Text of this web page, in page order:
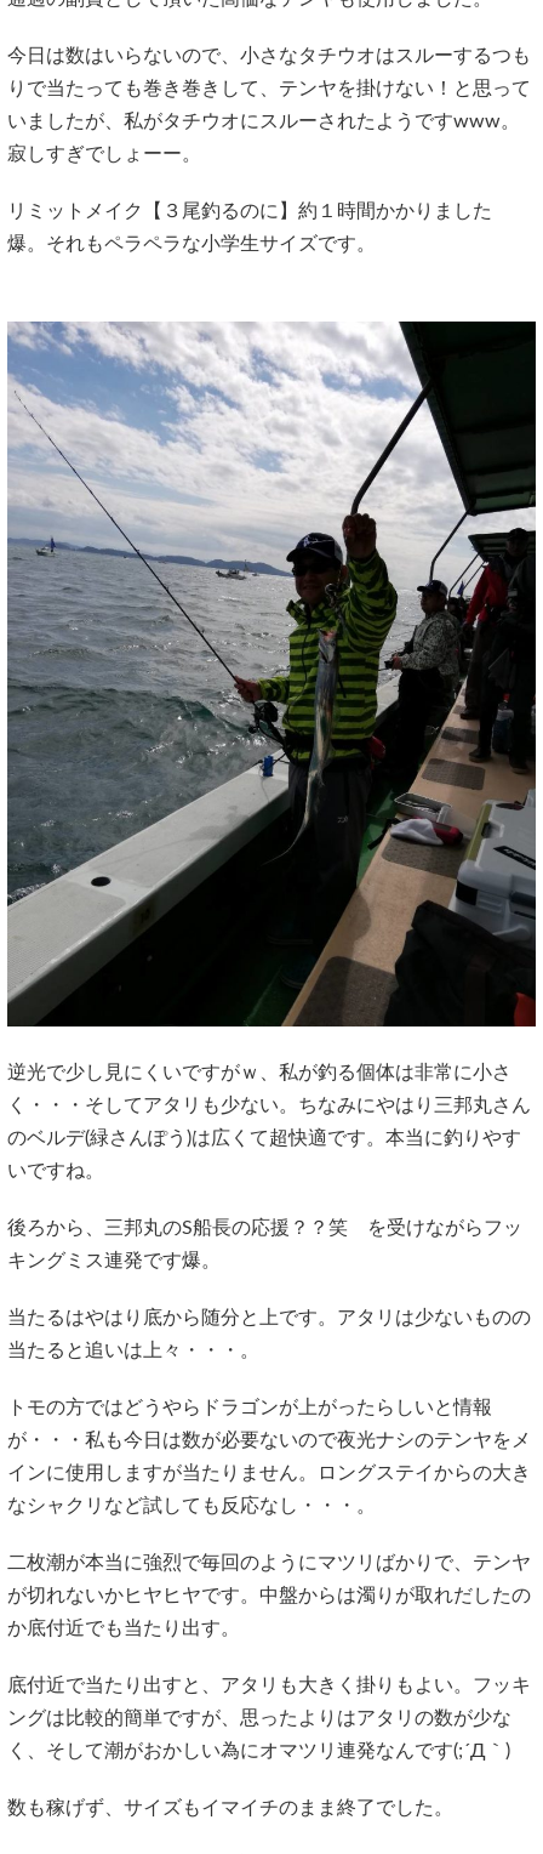
今日は数はいらないので、小さなタチウオはスルーするつも
りで当たっても巻き巻きして、テンヤを掛けない！と思って
いましたが、私がタチウオにスルーされたようですwww。
寂しすぎでしょーー。
リミットメイク【３尾釣るのに】約１時間かかりました
爆。それもペラペラな小学生サイズです。
逆光で少し見にくいですがｗ、私が釣る個体は非常に小さ
く・・・そしてアタリも少ない。ちなみにやはり三邦丸さん
のベルデ(緑さんぽう)は広くて超快適です。本当に釣りやす
いですね。
後ろから、三邦丸のS船長の応援？？笑 を受けながらフッ
キングミス連発です爆。
当たるはやはり底から随分と上です。アタリは少ないものの
当たると追いは上々・・・。
トモの方ではどうやらドラゴンが上がったらしいと情報
が・・・私も今日は数が必要ないので夜光ナシのテンヤをメ
インに使用しますが当たりません。ロングステイからの大き
なシャクリなど試しても反応なし・・・。
二枚潮が本当に強烈で毎回のようにマツリばかりで、テンヤ
が切れないかヒヤヒヤです。中盤からは濁りが取れだしたの
か底付近でも当たり出す。
底付近で当たり出すと、アタリも大きく掛りもよい。フッキ
ングは比較的簡単ですが、思ったよりはアタリの数が少な
く、そして潮がおかしい為にオマツリ連発なんです(;´Д｀)
数も稼げず、サイズもイマイチのまま終了でした。